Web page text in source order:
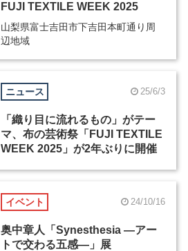
FUJI TEXTILE WEEK 2025
山梨県富士吉田市下吉田本町通り周
辺地域
ニュース 25/6/3
「織り⽬に流れるもの」がテー
マ、布の芸術祭「FUJI TEXTILE
WEEK 2025」が2年ぶりに開催
イベント 24/10/16
奥中章人「Synesthesia ―アー
トで交わる五感―」展